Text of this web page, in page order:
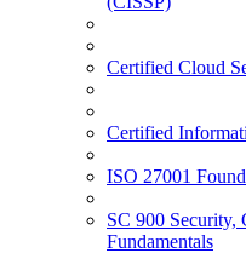
Certified Cloud
Certified
ISO 27001
SC 900 Security,
Fundamentals